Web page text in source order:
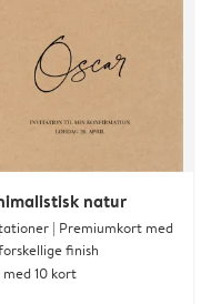
natur
| Premiumkort med
finish
10 kort